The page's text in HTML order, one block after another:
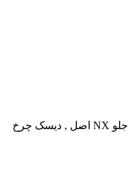
قیمت دیسک چرخ جلو NX, دیسک چرخ جلو NX اصل , دیسک چرخ